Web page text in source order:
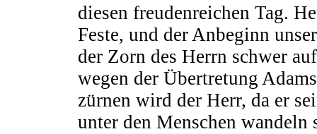
diesen freudenreichen Tag.
Feste, und der Anbeginn
der Zorn des Herrn schwer
wegen der Übertretung
zürnen wird der Herr, da er
unter den Menschen